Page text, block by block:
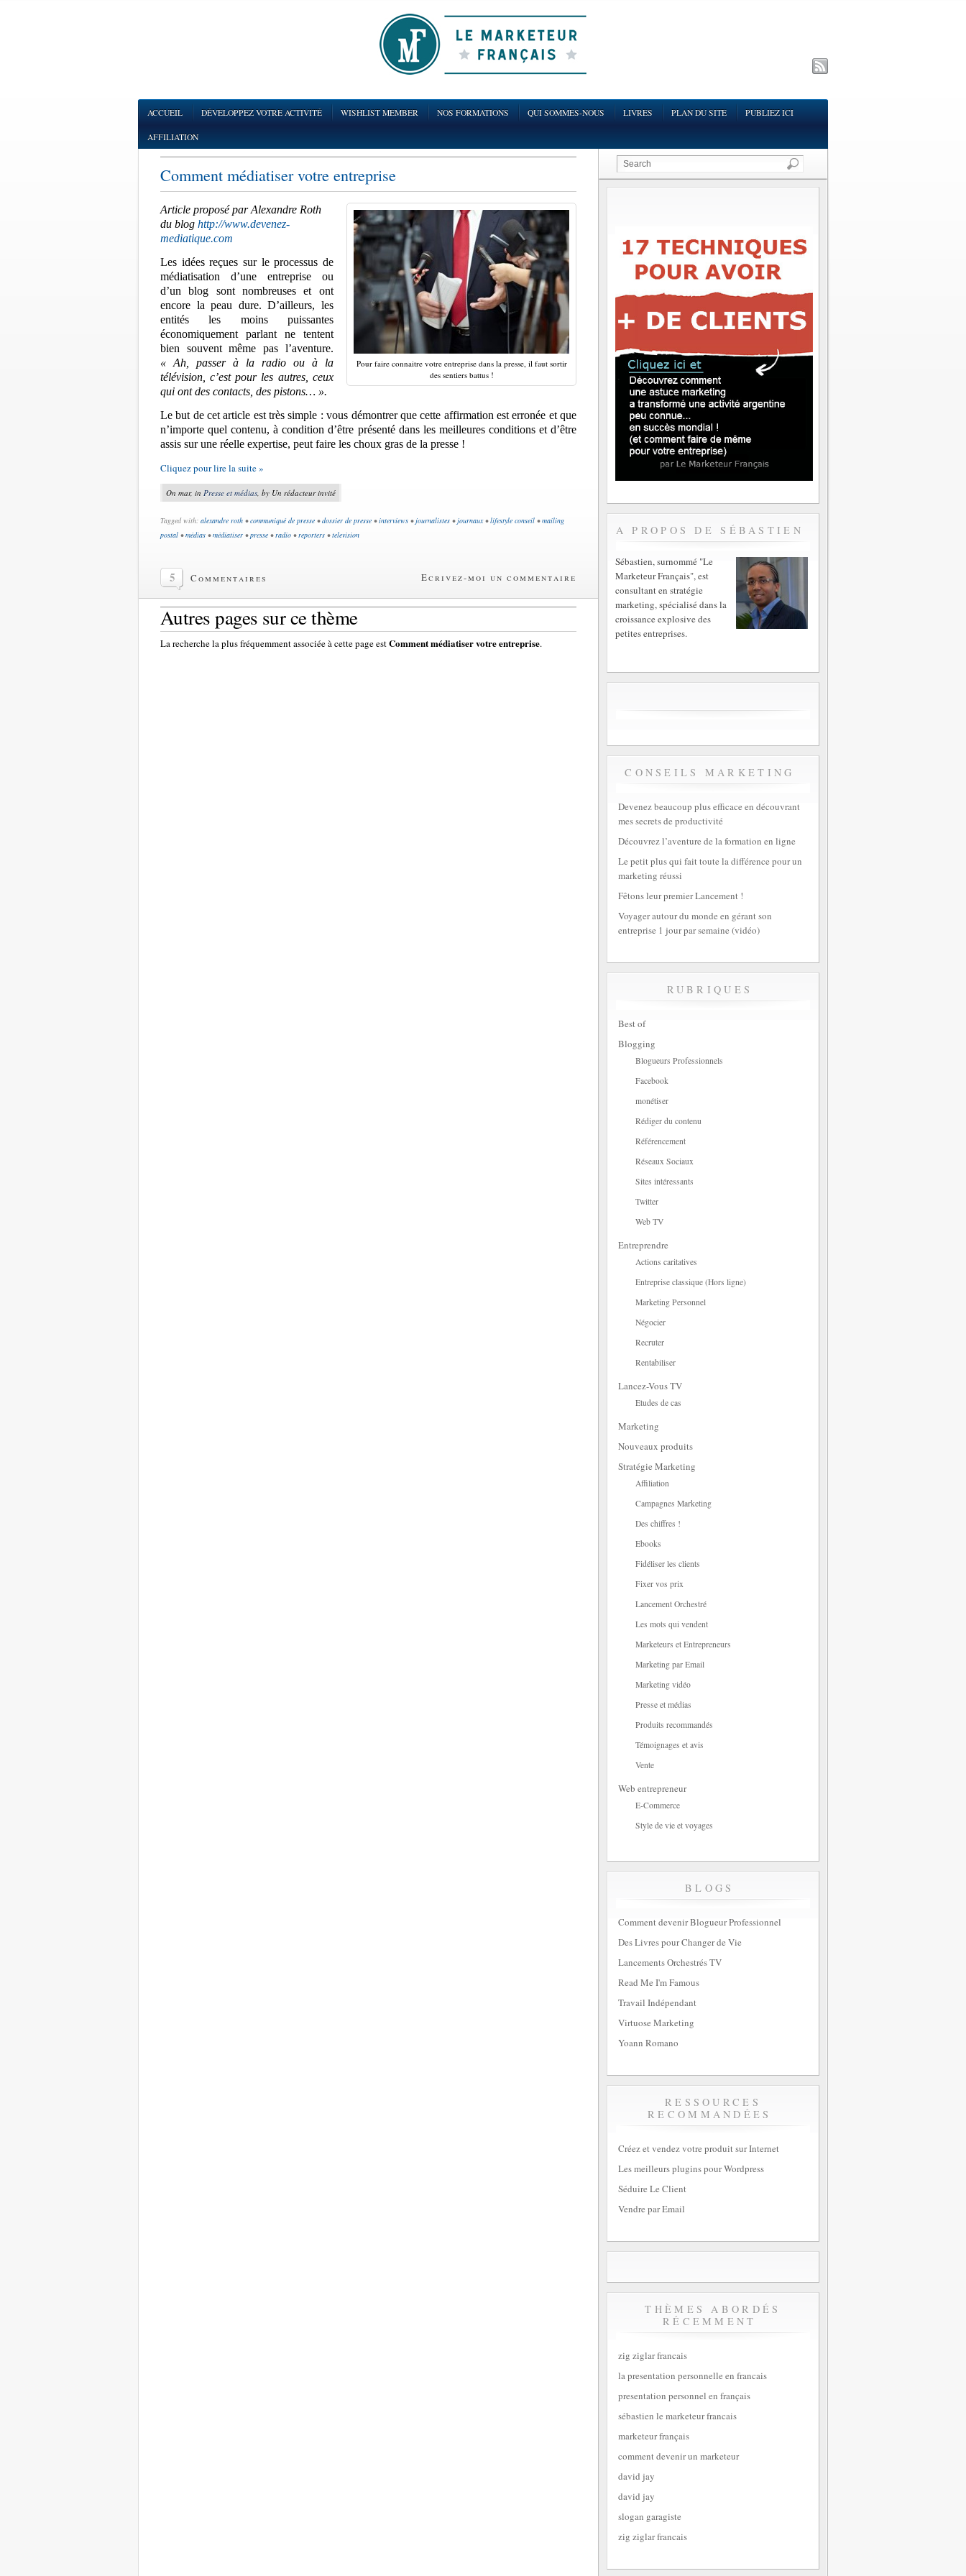
ACCUEIL DÉVELOPPEZ VOTRE ACTIVITÉ WISHLIST MEMBER NOS FORMATIONS QUI SOMMES-NOUS LIVRES PLAN DU SITE PUBLIEZ ICI
AFFILIATION
Comment médiatiser votre entreprise
Pour faire connaitre votre entreprise dans la presse, il faut sortir
des sentiers battus !
Article proposé par Alexandre Roth
du blog http://www.devenez-
mediatique.com
Les idées reçues sur le processus de
médiatisation d’une entreprise ou
d’un blog sont nombreuses et ont
encore la peau dure. D’ailleurs, les
entités les moins puissantes
économiquement parlant ne tentent
bien souvent même pas l’aventure.
« Ah, passer à la radio ou à la
télévision, c’est pour les autres, ceux
qui ont des contacts, des pistons… ».
Le but de cet article est très simple : vous démontrer que cette affirmation est erronée et que
n’importe quel contenu, à condition d’être présenté dans les meilleures conditions et d’être
assis sur une réelle expertise, peut faire les choux gras de la presse !
Cliquez pour lire la suite »
On mar, in Presse et médias, by Un rédacteur invité
Tagged with: alexandre roth •communiqué de presse •dossier de presse •interviews •journalistes •journaux•lifestyle conseil •mailing
postal •médias •médiatiser •presse •radio •reporters •television
5 Commentaires Ecrivez-moi un commentaire
Autres pages sur ce thème
La recherche la plus fréquemment associée à cette page estComment médiatiser votre entreprise.
A PROPOS DE SÉBASTIEN
Sébastien, surnommé "Le
Marketeur Français", est
consultant en stratégie
marketing, spécialisé dans la
croissance explosive des
petites entreprises.
CONSEILS MARKETING
Devenez beaucoup plus efficace en découvrant
mes secrets de productivité
Découvrez l’aventure de la formation en ligne
Le petit plus qui fait toute la différence pour un
marketing réussi
Fêtons leur premier Lancement !
Voyager autour du monde en gérant son
entreprise 1 jour par semaine (vidéo)
RUBRIQUES
Best of
Blogging
Blogueurs Professionnels
Facebook
monétiser
Rédiger du contenu
Référencement
Réseaux Sociaux
Sites intéressants
Twitter
Web TV
Entreprendre
Actions caritatives
Entreprise classique (Hors ligne)
Marketing Personnel
Négocier
Recruter
Rentabiliser
Lancez-Vous TV
Etudes de cas
Marketing
Nouveaux produits
Stratégie Marketing
Affiliation
Campagnes Marketing
Des chiffres !
Ebooks
Fidéliser les clients
Fixer vos prix
Lancement Orchestré
Les mots qui vendent
Marketeurs et Entrepreneurs
Marketing par Email
Marketing vidéo
Presse et médias
Produits recommandés
Témoignages et avis
Vente
Web entrepreneur
E-Commerce
Style de vie et voyages
BLOGS
Comment devenir Blogueur Professionnel
Des Livres pour Changer de Vie
Lancements Orchestrés TV
Read Me I'm Famous
Travail Indépendant
Virtuose Marketing
Yoann Romano
RESSOURCES
RECOMMANDÉES
Créez et vendez votre produit sur Internet
Les meilleurs plugins pour Wordpress
Séduire Le Client
Vendre par Email
THÈMES ABORDÉS
RÉCEMMENT
zig ziglar francais
la presentation personnelle en francais
presentation personnel en français
sébastien le marketeur francais
marketeur français
comment devenir un marketeur
david jay
david jay
slogan garagiste
zig ziglar francais